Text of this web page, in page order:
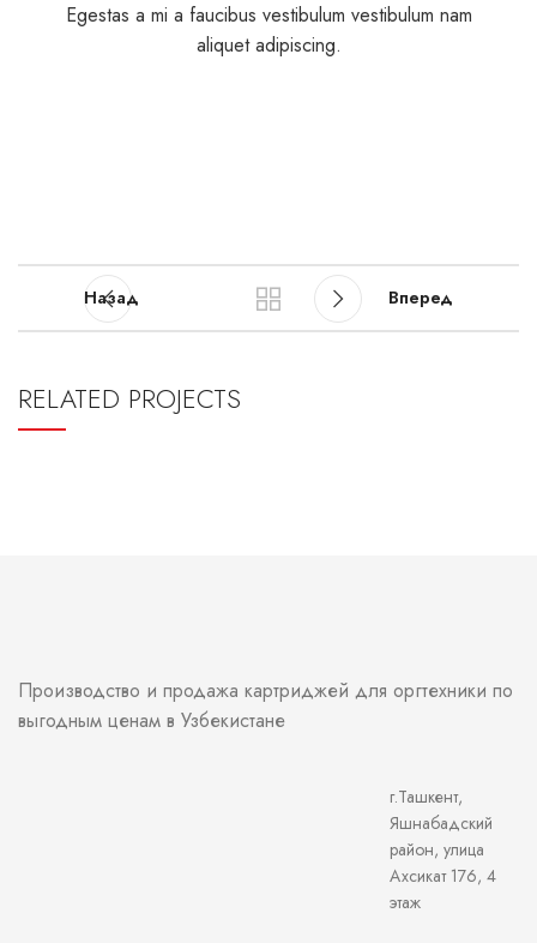
Egestas a mi a faucibus vestibulum vestibulum nam
aliquet adipiscing.
Назад Вперед
RELATED PROJECTS
Производство и продажа картриджей для оргтехники по
выгодным ценам в Узбекистане
г.Ташкент,
Яшнабадский
район, улица
Ахсикат 176, 4
этаж